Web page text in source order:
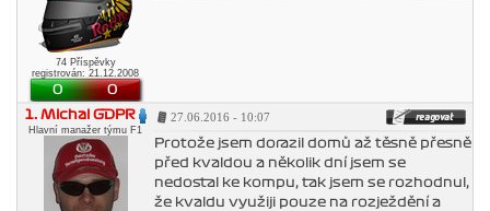
74 Příspěvky
registrován: 21.12.2008
0 0
1. Michal GDPR
Hlavní manažer týmu F1
27.06.2016 - 10:07
Protože jsem dorazil domů až těsně přesně
před kvaldou a několik dní jsem se
nedostal ke kompu, tak jsem se rozhodnul,
že kvaldu využiji pouze na rozježdění a